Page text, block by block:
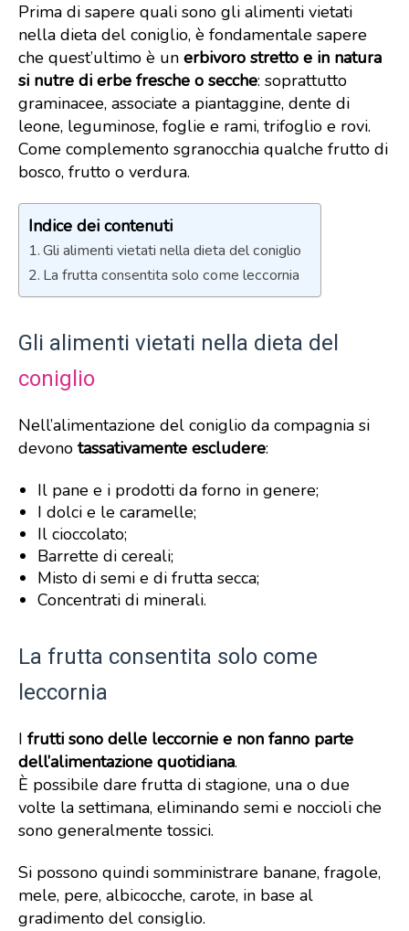
Prima di sapere quali sono gli alimenti vietati
nella dieta del coniglio, è fondamentale sapere
che quest’ultimo è un erbivoro stretto e in natura
si nutre di erbe fresche o secche: soprattutto
graminacee, associate a piantaggine, dente di
leone, leguminose, foglie e rami, trifoglio e rovi.
Come complemento sgranocchia qualche frutto di
bosco, frutto o verdura.
Indice dei contenuti
Gli alimenti vietati nella dieta del coniglio
La frutta consentita solo come leccornia
Gli alimenti vietati nella dieta del
coniglio
Nell’alimentazione del coniglio da compagnia si
devono tassativamente escludere:
Il pane e i prodotti da forno in genere;
I dolci e le caramelle;
Il cioccolato;
Barrette di cereali;
Misto di semi e di frutta secca;
Concentrati di minerali.
La frutta consentita solo come
leccornia
I frutti sono delle leccornie e non fanno parte
dell’alimentazione quotidiana.
È possibile dare frutta di stagione, una o due
volte la settimana, eliminando semi e noccioli che
sono generalmente tossici.
Si possono quindi somministrare banane, fragole,
mele, pere, albicocche, carote, in base al
gradimento del consiglio.